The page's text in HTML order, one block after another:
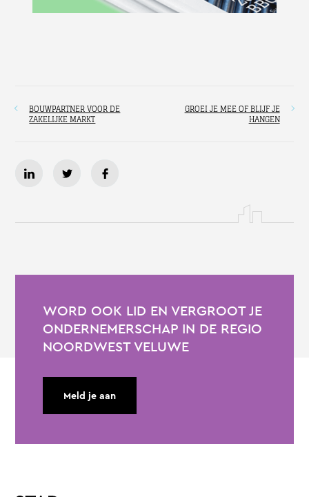
BOUWPARTNER VOOR DE
ZAKELIJKE MARKT
GROEI JE MEE OF BLIJF JE
HANGEN
WORD OOK LID EN VERGROOT JE
ONDERNEMERSCHAP IN DE REGIO
NOORDWEST VELUWE
Meld je aan